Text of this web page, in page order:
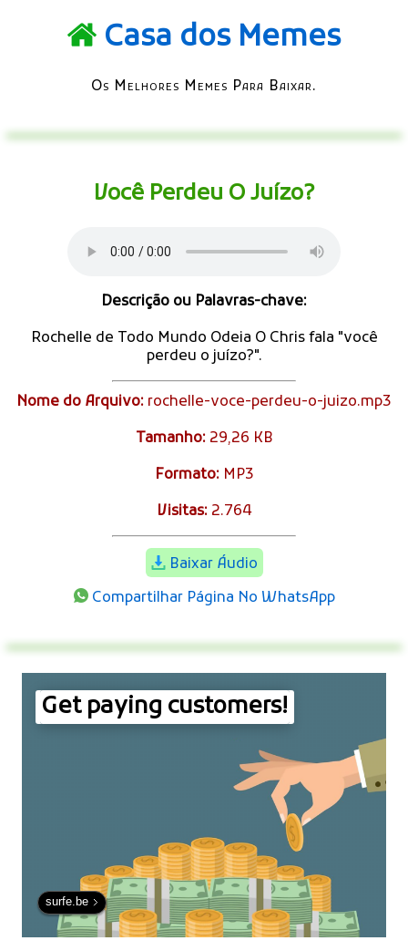
Casa dos Memes
Os Melhores Memes Para Baixar.
Você Perdeu O Juízo?
Descrição ou Palavras-chave:
Rochelle de Todo Mundo Odeia O Chris fala "você
perdeu o juízo?".
Nome do Arquivo: rochelle-voce-perdeu-o-juizo.mp3
Tamanho:29,26 KB
Formato:MP3
Visitas:2.764
Baixar Áudio
Compartilhar Página No WhatsApp
Get paying customers!
surfe.be